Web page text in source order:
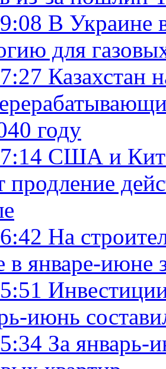
В Украине
для
Казахстан
году
США и
продление
На
январе-июне
июнь
За январь-